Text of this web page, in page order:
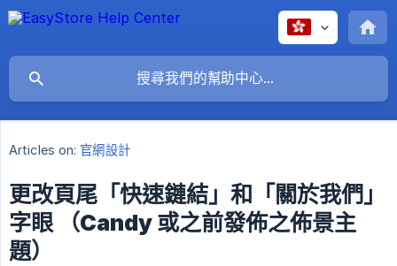
Articles on: 官網設計
更改頁尾「快速鏈結」和「關於我們」
字眼 （Candy 或之前發佈之佈景主
題）